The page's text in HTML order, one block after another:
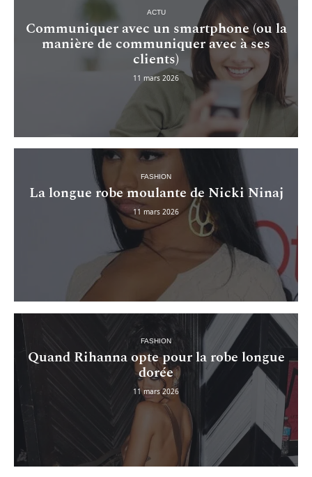
ACTU
Communiquer avec un smartphone (ou la
manière de communiquer avec à ses
clients)
11 mars 2026
FASHION
La longue robe moulante de Nicki Ninaj
11 mars 2026
FASHION
Quand Rihanna opte pour la robe longue
dorée
11 mars 2026